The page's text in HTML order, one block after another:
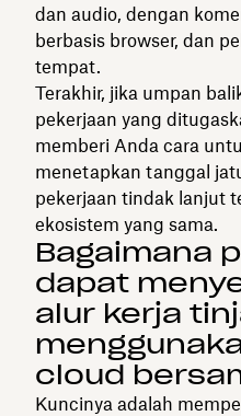
dan audio, dengan
berbasis browser, dan
tempat.
Terakhir, jika umpan
pekerjaan yang
memberi Anda cara
menetapkan tanggal
pekerjaan tindak lanjut
ekosistem yang sama.
Bagaimana
dapat
alur kerja
cloud
Kuncinya adalah